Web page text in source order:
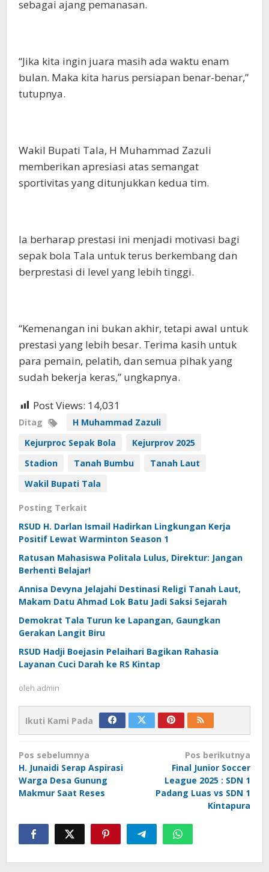
sebagai ajang pemanasan.
“Jika kita ingin juara masih ada waktu enam
bulan. Maka kita harus persiapan benar-benar,”
tutupnya.
Wakil Bupati Tala, H Muhammad Zazuli
memberikan apresiasi atas semangat
sportivitas yang ditunjukkan kedua tim.
Ia berharap prestasi ini menjadi motivasi bagi
sepak bola Tala untuk terus berkembang dan
berprestasi di level yang lebih tinggi.
“Kemenangan ini bukan akhir, tetapi awal untuk
prestasi yang lebih besar. Terima kasih untuk
para pemain, pelatih, dan semua pihak yang
sudah bekerja keras,” ungkapnya.
Post Views: 14,031
Ditag
H Muhammad Zazuli
Kejurproc Sepak Bola
Kejurprov 2025
Stadion
Tanah Bumbu
Tanah Laut
Wakil Bupati Tala
Posting Terkait
RSUD H. Darlan Ismail Hadirkan Lingkungan Kerja
Positif Lewat Warminton Season 1
Ratusan Mahasiswa Politala Lulus, Direktur: Jangan
Berhenti Belajar!
Annisa Devyna Jelajahi Destinasi Religi Tanah Laut,
Makam Datu Ahmad Lok Batu Jadi Saksi Sejarah
Demokrat Tala Turun ke Lapangan, Gaungkan
Gerakan Langit Biru
RSUD Hadji Boejasin Pelaihari Bagikan Rahasia
Layanan Cuci Darah ke RS Kintap
oleh admin
Ikuti Kami Pada
Navigasi
pos
Pos sebelumnya
H. Junaidi Serap Aspirasi
Warga Desa Gunung
Makmur Saat Reses
Pos berikutnya
Final Junior Soccer
League 2025 : SDN 1
Padang Luas vs SDN 1
Kintapura